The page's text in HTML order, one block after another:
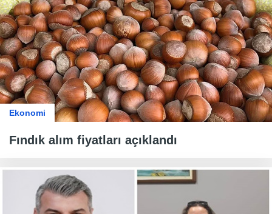
Ekonomi
Fındık alım fiyatları açıklandı